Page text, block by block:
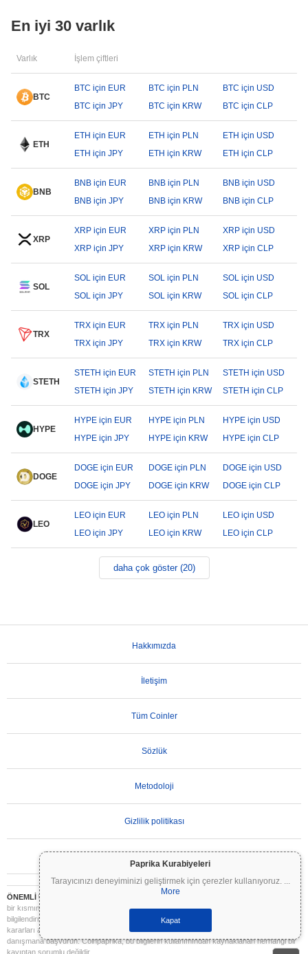
Paprika Kurabiyeleri
Tarayıcınızı deneyiminizi geliştirmek için çerezler kullanıyoruz. ...
More
Kapat
En iyi 30 varlık
Varlık İşlem çiftleri
BTC
BTC için EUR BTC için PLN
BTC için USD
BTC için JPY
BTC için KRW BTC için CLP
ETH
ETH için EUR ETH için PLN
ETH için USD
ETH için JPY
ETH için KRW ETH için CLP
BNB
BNB için EUR BNB için PLN
BNB için USD
BNB için JPY
BNB için KRW BNB için CLP
XRP
XRP için EUR XRP için PLN
XRP için USD
XRP için JPY
XRP için KRW XRP için CLP
SOL
SOL için EUR SOL için PLN
SOL için USD
SOL için JPY
SOL için KRW SOL için CLP
TRX
TRX için EUR TRX için PLN
TRX için USD
TRX için JPY
TRX için KRW TRX için CLP
STETH
STETH için EUR STETH için PLN
STETH için USD
STETH için JPY
STETH için KRW STETH için CLP
HYPE
HYPE için EUR HYPE için PLN
HYPE için USD
HYPE için JPY
HYPE için KRW HYPE için CLP
DOGE
DOGE için EUR DOGE için PLN
DOGE için USD
DOGE için JPY
DOGE için KRW DOGE için CLP
LEO
LEO için EUR LEO için PLN
LEO için USD
LEO için JPY
LEO için KRW LEO için CLP
daha çok göster (20)
Hakkımızda
İletişim
Tüm Coinler
Sözlük
Metodoloji
Gizlilik politikası
ÖNEMLİ UYARI:
Kripto paralar son derece volatildir ve önemli riskler içerir. Yatırımınızın
bir kısmını veya tamamını kaybedebilirsiniz. Coinpaprika üzerindeki tüm bilgiler yalnızca
bilgilendirme amaçlıdır ve finansal veya yatırım tavsiyesi niteliği taşımaz. Yatırım
kararları almadan önce daima kendi araştırmanızı yapın (DYOR) ve nitelikli bir finansal
danışmana başvurun. Coinpaprika, bu bilgilerin kullanımından kaynaklanan herhangi bir
kayıptan sorumlu değildir.